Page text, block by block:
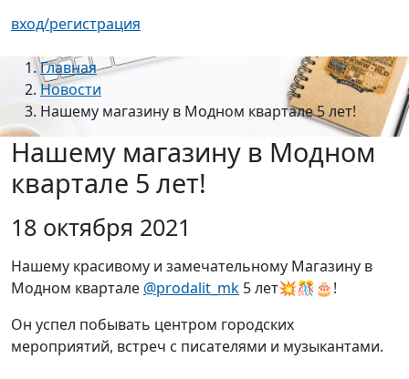
вход/регистрация
Главная
Новости
Нашему магазину в Модном квартале 5 лет!
Нашему магазину в Модном
квартале 5 лет!
18 октября 2021
Нашему красивому и замечательному Магазину в
Модном квартале @prodalit_mk 5 лет💥🎊🎂!
Он успел побывать центром городских
мероприятий, встреч с писателями и музыкантами.